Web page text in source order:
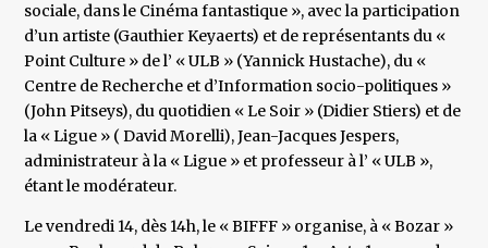
sociale, dans le Cinéma fantastique », avec la participation
d’un artiste (Gauthier Keyaerts) et de représentants du «
Point Culture » de l’ « ULB » (Yannick Hustache), du «
Centre de Recherche et d’Information socio-politiques »
(John Pitseys), du quotidien « Le Soir » (Didier Stiers) et de
la « Ligue » ( David Morelli), Jean-Jacques Jespers,
administrateur à la « Ligue » et professeur à l’ « ULB »,
étant le modérateur.
Le vendredi 14, dès 14h, le « BIFFF » organise, à « Bozar »